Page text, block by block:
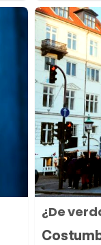
¿De